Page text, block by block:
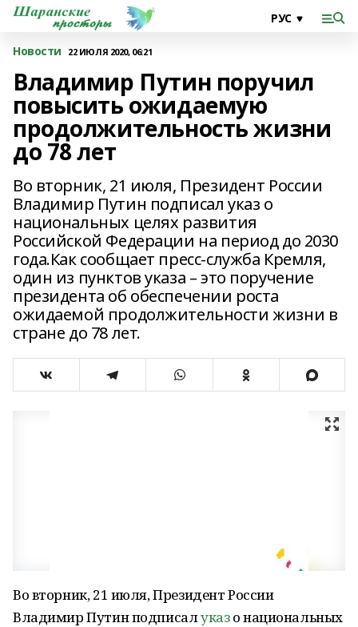
Новости 22 ИЮЛЯ 2020, 06:21
Владимир Путин поручил
повысить ожидаемую
продолжительность жизни
до 78 лет
Во вторник, 21 июля, Президент России
Владимир Путин подписал указ о
национальных целях развития
Российской Федерации на период до 2030
года.Как сообщает пресс-служба Кремля,
один из пунктов указа – это поручение
президента об обеспечении роста
ожидаемой продолжительности жизни в
стране до 78 лет.
Во вторник, 21 июля, Президент России
Владимир Путин подписалуказо национальных